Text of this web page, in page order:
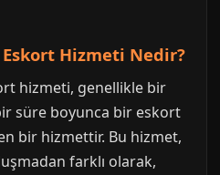
Hizmeti Nedir?
hizmeti, genellikle bir
süre boyunca bir eskort
bir hizmettir. Bu hizmet,
farklı olarak,